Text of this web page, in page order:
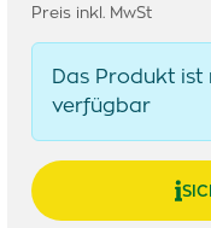
Preis inkl. MwSt
Das Produkt
verfügbar